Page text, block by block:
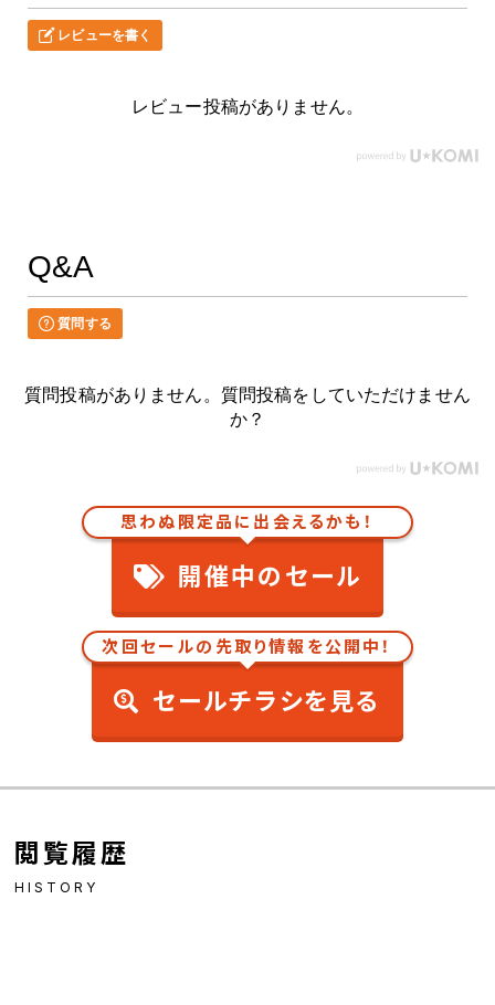
レビューを書く
レビュー投稿がありません。
Q&A
質問する
質問投稿がありません。質問投稿をしていただけません
か？
思わぬ限定品に出会えるかも！
開催中のセール
次回セールの先取り情報を公開中！
セールチラシを見る
閲覧履歴
HISTORY